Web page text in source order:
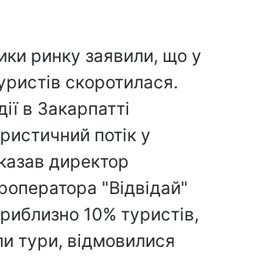
ринку заявили, що у
скоротилася.
в Закарпатті
потік у
директор
"Відвідай"
10% туристів,
тури, відмовилися